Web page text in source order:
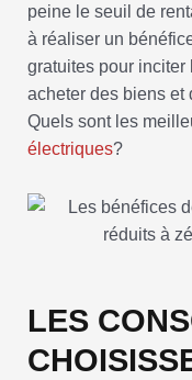
peine le seuil de
à réaliser un
gratuites pour
acheter des biens et
Quels sont les
électriques?
LES